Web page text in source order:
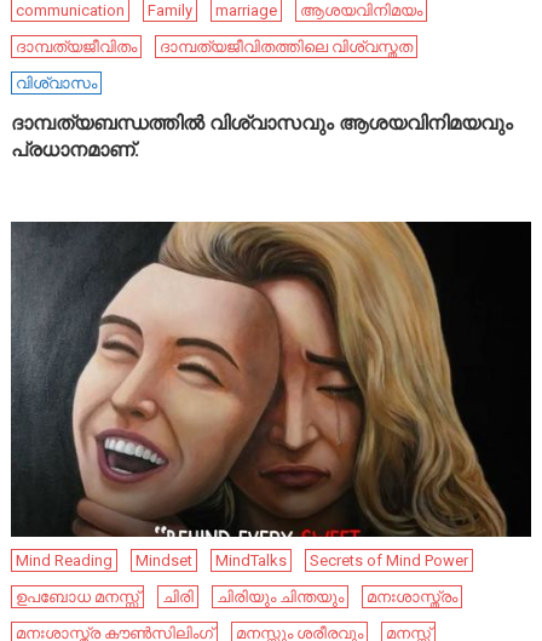
communication Family marriage
ആശയവിനിമയം
ദാമ്പത്യജീവിതം
ദാമ്പത്യജീവിതത്തിലെ വിശ്വസ്തത
വിശ്വാസം
ദാമ്പത്യബന്ധത്തിൽ വിശ്വാസവും ആശയവിനിമയവും
പ്രധാനമാണ്.
Mind Reading Mindset MindTalks
Secrets of Mind Power
ഉപബോധ മനസ്സ്
ചിരി ചിരിയും ചിന്തയും
മനഃശാസ്ത്രം
മനഃശാസ്ത്ര കൗൺസിലിംഗ്
മനസ്സും ശരീരവും മനസ്സ്